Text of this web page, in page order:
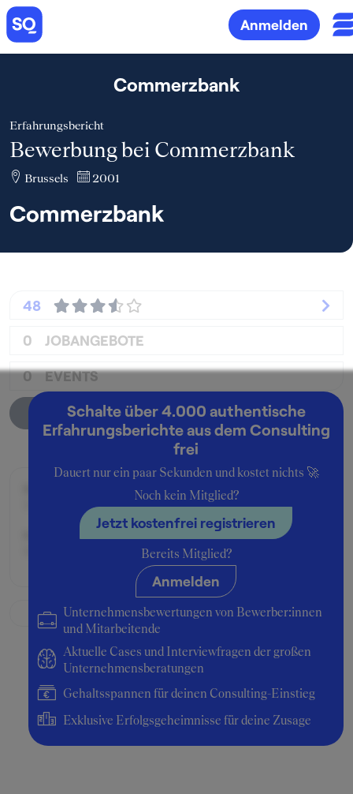
Anmelden
Commerzbank
Erfahrungsbericht
Bewerbung bei Commerzbank
Brussels 2001
Commerzbank
48
0 JOBANGEBOTE
0 EVENTS
Unternehmensprofil
Schalte über 4.000 authentische
Erfahrungsberichte aus dem Consulting
frei
Dauert nur ein paar Sekunden und kostet nichts 🚀
Noch kein Mitglied?
Jetzt kostenfrei registrieren
Bereits Mitglied?
Anmelden
Unternehmensbewertungen von Bewerber:innen
und Mitarbeitende
Aktuelle Cases und Interviewfragen der großen
Unternehmensberatungen
Gehaltsspannen für deinen Consulting-Einstieg
Exklusive Erfolgsgeheimnisse für deine Zusage